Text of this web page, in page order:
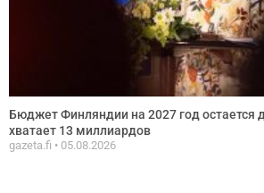
Бюджет Финляндии на 2027 год остается
хватает 13 миллиардов
gazeta.fi 05.08.2026